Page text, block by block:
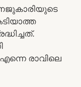
രാവിലെ